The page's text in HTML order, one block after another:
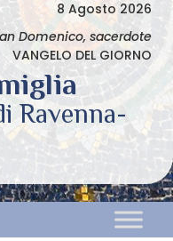
8 Agosto 2026
Domenico, sacerdote
VANGELO DEL GIORNO